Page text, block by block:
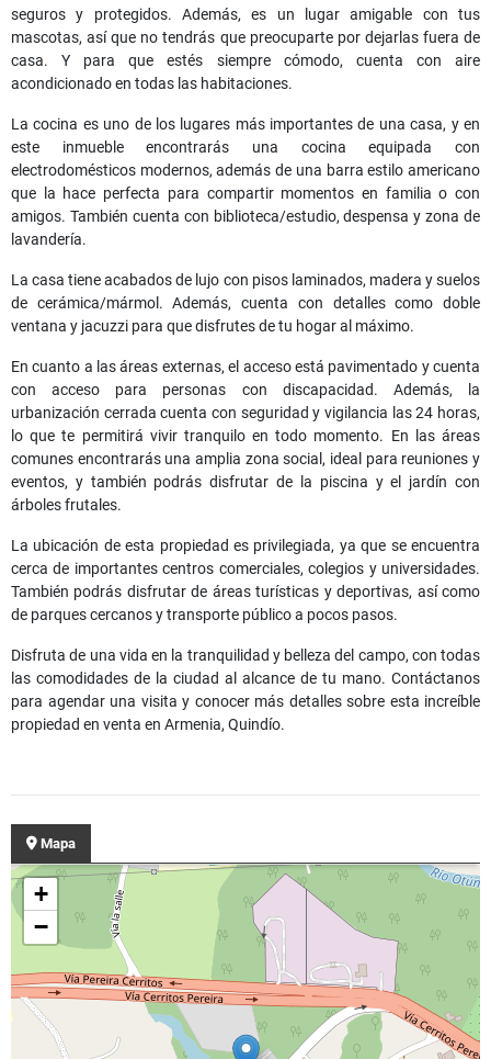
seguros y protegidos. Además, es un lugar amigable con tus
mascotas, así que no tendrás que preocuparte por dejarlas fuera de
casa. Y para que estés siempre cómodo, cuenta con aire
acondicionado en todas las habitaciones.
La cocina es uno de los lugares más importantes de una casa, y en
este inmueble encontrarás una cocina equipada con
electrodomésticos modernos, además de una barra estilo americano
que la hace perfecta para compartir momentos en familia o con
amigos. También cuenta con biblioteca/estudio, despensa y zona de
lavandería.
La casa tiene acabados de lujo con pisos laminados, madera y suelos
de cerámica/mármol. Además, cuenta con detalles como doble
ventana y jacuzzi para que disfrutes de tu hogar al máximo.
En cuanto a las áreas externas, el acceso está pavimentado y cuenta
con acceso para personas con discapacidad. Además, la
urbanización cerrada cuenta con seguridad y vigilancia las 24 horas,
lo que te permitirá vivir tranquilo en todo momento. En las áreas
comunes encontrarás una amplia zona social, ideal para reuniones y
eventos, y también podrás disfrutar de la piscina y el jardín con
árboles frutales.
La ubicación de esta propiedad es privilegiada, ya que se encuentra
cerca de importantes centros comerciales, colegios y universidades.
También podrás disfrutar de áreas turísticas y deportivas, así como
de parques cercanos y transporte público a pocos pasos.
Disfruta de una vida en la tranquilidad y belleza del campo, con todas
las comodidades de la ciudad al alcance de tu mano. Contáctanos
para agendar una visita y conocer más detalles sobre esta increíble
propiedad en venta en Armenia, Quindío.
Mapa
+
−